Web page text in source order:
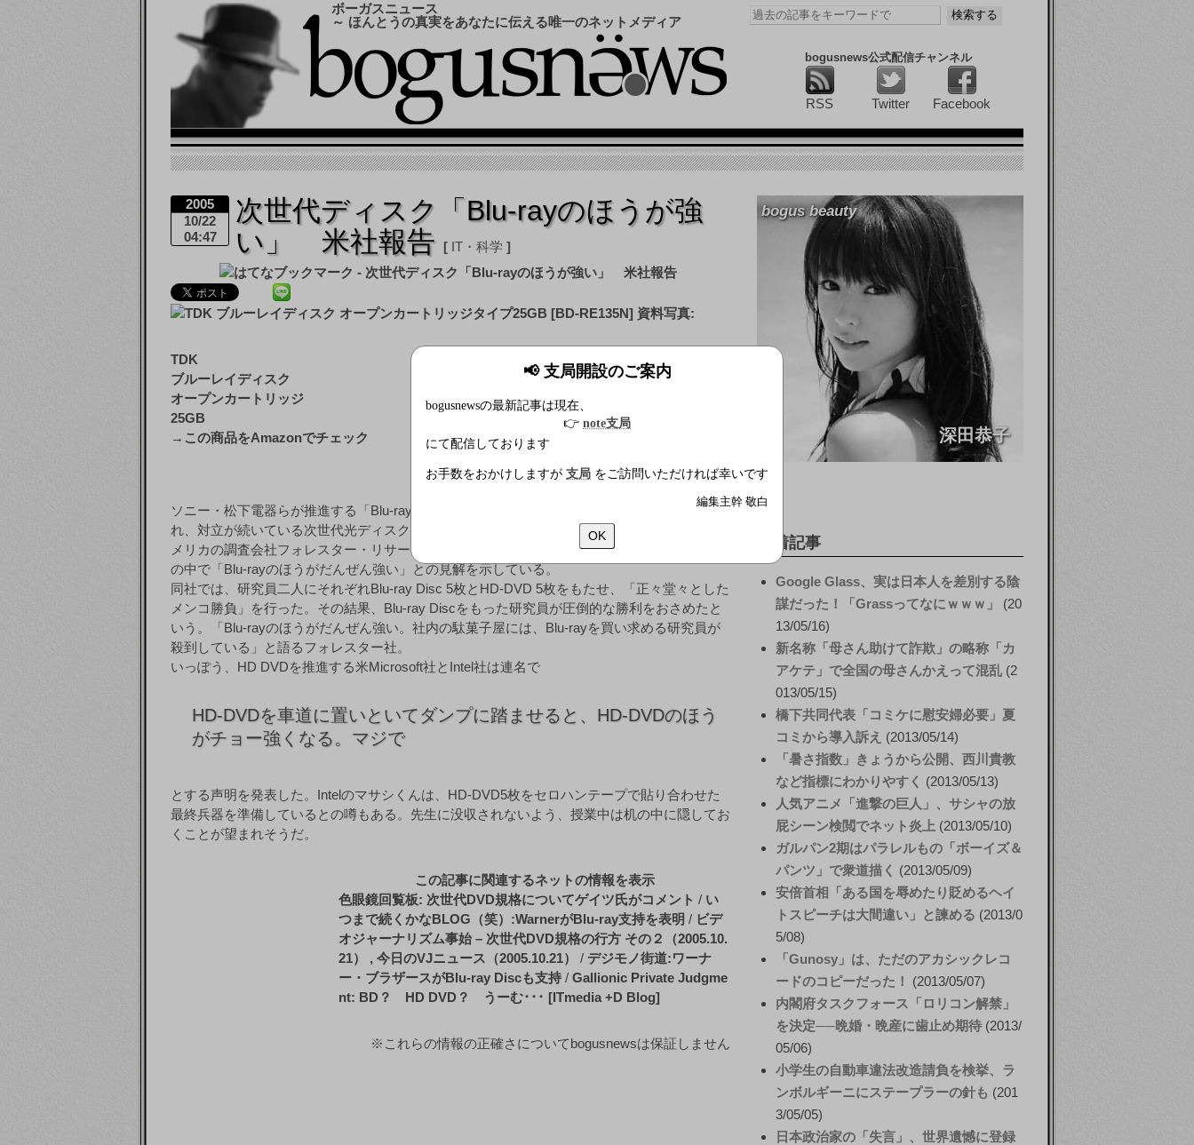
📢 支局開設のご案内
bogusnewsの最新記事は現在、
👉 note支局
にて配信しております
お手数をおかけしますが 支局 をご訪問いただければ幸いです
編集主幹 敬白
OK
ボーガスニュース
～ ほんとうの真実をあなたに伝える唯一のネットメディア
bogusnews公式配信チャンネル
RSS Twitter Facebook
2005
10/22
04:47
次世代ディスク「Blu-rayのほうが強
い」 米社報告
IT・科学
資料写真:
TDK
ブルーレイディスク
オープンカートリッジ
25GB
→ この商品をAmazonでチェック
ソニー・松下電器らが推進する「Blu-ray Disc」と東芝主導の「HD-DVD」の二陣営に分か
れ、対立が続いている次世代光ディスク規格争い。統一への道筋がまったく見えないなか、ア
メリカの調査会社フォレスター・リサーチが19日に調査報告書を発表した。同社はレポート
の中で「Blu-rayのほうがだんぜん強い」との見解を示している。
同社では、研究員二人にそれぞれBlu-ray Disc 5枚とHD-DVD 5枚をもたせ、「正々堂々とした
メンコ勝負」を行った。その結果、Blu-ray Discをもった研究員が圧倒的な勝利をおさめたと
いう。「Blu-rayのほうがだんぜん強い。社内の駄菓子屋には、Blu-rayを買い求める研究員が
殺到している」と語るフォレスター社。
いっぽう、HD DVDを推進する米Microsoft社とIntel社は連名で
HD-DVDを車道に置いといてダンプに踏ませると、HD-DVDのほう
がチョー強くなる。マジで
とする声明を発表した。Intelのマサシくんは、HD-DVD5枚をセロハンテープで貼り合わせた
最終兵器を準備しているとの噂もある。先生に没収されないよう、授業中は机の中に隠してお
くことが望まれそうだ。
この記事に関連するネットの情報を表示
色眼鏡回覧板: 次世代DVD規格についてゲイツ氏がコメント / い
つまで続くかなBLOG（笑）:WarnerがBlu-ray支持を表明 / ビデ
オジャーナリズム事始 – 次世代DVD規格の行方 その２（2005.10.
21） , 今日のVJニュース（2005.10.21）
/ デジモノ街道:ワーナ
ー・ブラザースがBlu-ray Discも支持 / Gallionic Private Judgme
nt: BD？ HD DVD？ うーむ･･･ [ITmedia +D Blog]
※これらの情報の正確さについてbogusnewsは保証しません
bogus beauty
深田恭子
新着記事
Google Glass、実は日本人を差別する陰
謀だった！「Grassってなにｗｗｗ」
20
13/05/16
新名称「母さん助けて詐欺」の略称「カ
アケテ」で全国の母さんかえって混乱 2
013/05/15
橋下共同代表「コミケに慰安婦必要」夏
コミから導入訴え
2013/05/14
「暑さ指数」きょうから公開、西川貴教
など指標にわかりやすく
2013/05/13
人気アニメ「進撃の巨人」、サシャの放
屁シーン検閲でネット炎上
2013/05/10
ガルパン2期はパラレルもの「ボーイズ＆
パンツ」で衆道描く
2013/05/09
安倍首相「ある国を辱めたり貶めるヘイ
トスピーチは大間違い」と諫める
2013/0
5/08
「Gunosy」は、ただのアカシックレコ
ードのコピーだった！
2013/05/07
内閣府タスクフォース「ロリコン解禁」
を決定──晩婚・晩産に歯止め期待 2013/
05/06
小学生の自動車違法改造請負を検挙、ラ
ンボルギーニにステープラーの針も
201
3/05/05
日本政治家の「失言」、世界遺憾に登録